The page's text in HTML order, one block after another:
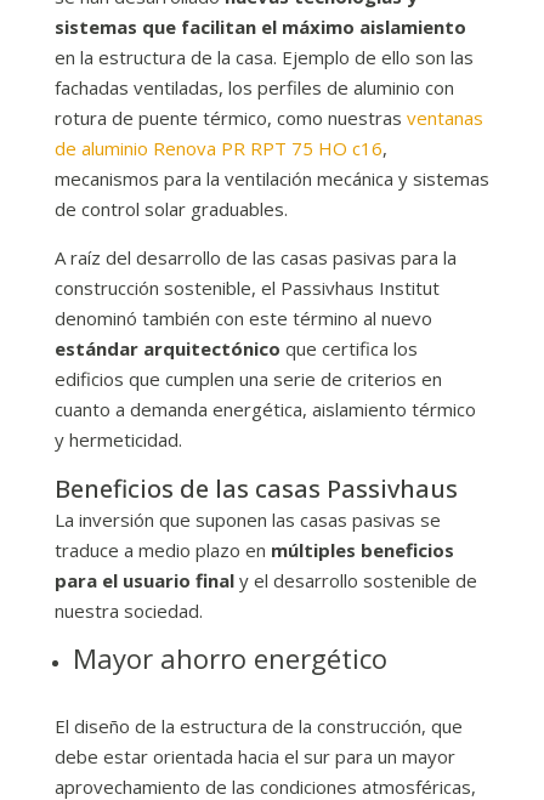
sistemas que facilitan el máximo aislamiento
en la estructura de la casa. Ejemplo de ello son las
fachadas ventiladas, los perfiles de aluminio con
rotura de puente térmico, como nuestras ventanas
de aluminio Renova PR RPT 75 HO c16,
mecanismos para la ventilación mecánica y sistemas
de control solar graduables.
A raíz del desarrollo de las casas pasivas para la
construcción sostenible, el Passivhaus Institut
denominó también con este término al nuevo
estándar arquitectónico que certifica los
edificios que cumplen una serie de criterios en
cuanto a demanda energética, aislamiento térmico
y hermeticidad.
Beneficios de las casas Passivhaus
La inversión que suponen las casas pasivas se
traduce a medio plazo en múltiples beneficios
para el usuario finaly el desarrollo sostenible de
nuestra sociedad.
Mayor ahorro energético
El diseño de la estructura de la construcción, que
debe estar orientada hacia el sur para un mayor
aprovechamiento de las condiciones atmosféricas,